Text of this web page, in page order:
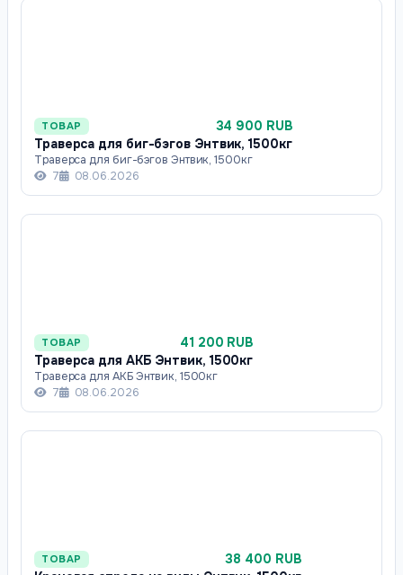
ТОВАР
34 900 RUB
Траверса для биг-бэгов Энтвик, 1500кг
Траверса для биг-бэгов Энтвик, 1500кг
7
08.06.2026
ТОВАР
41 200 RUB
Траверса для АКБ Энтвик, 1500кг
Траверса для АКБ Энтвик, 1500кг
7
08.06.2026
ТОВАР
38 400 RUB